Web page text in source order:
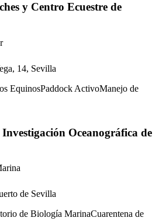
y Centro Ecuestre de
14, Sevilla
EquinosPaddock ActivoManejo de
Oceanográfica de
de Sevilla
de Biología MarinaCuarentena de